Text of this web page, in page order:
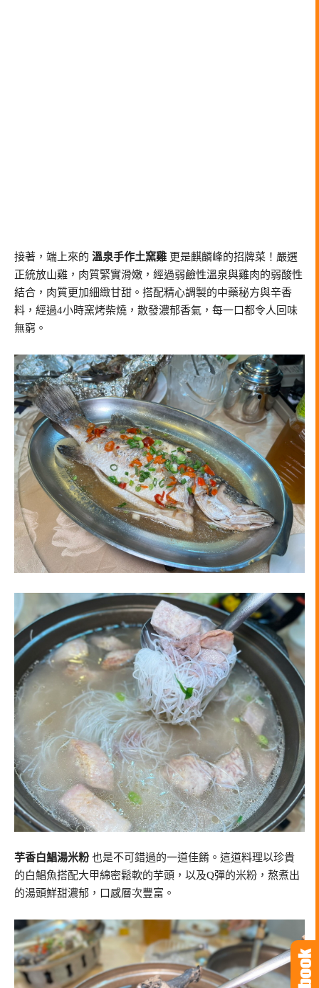
接著，端上來的 溫泉手作土窯雞 更是麒麟峰的招牌菜！嚴選
正統放山雞，肉質緊實滑嫩，經過弱鹼性溫泉與雞肉的弱酸性
結合，肉質更加細緻甘甜。搭配精心調製的中藥秘方與辛香
料，經過4小時窯烤柴燒，散發濃郁香氣，每一口都令人回味
無窮。
芋香白鯧湯米粉也是不可錯過的一道佳餚。這道料理以珍貴
的白鯧魚搭配大甲綿密鬆軟的芋頭，以及Q彈的米粉，熬煮出
的湯頭鮮甜濃郁，口感層次豐富。